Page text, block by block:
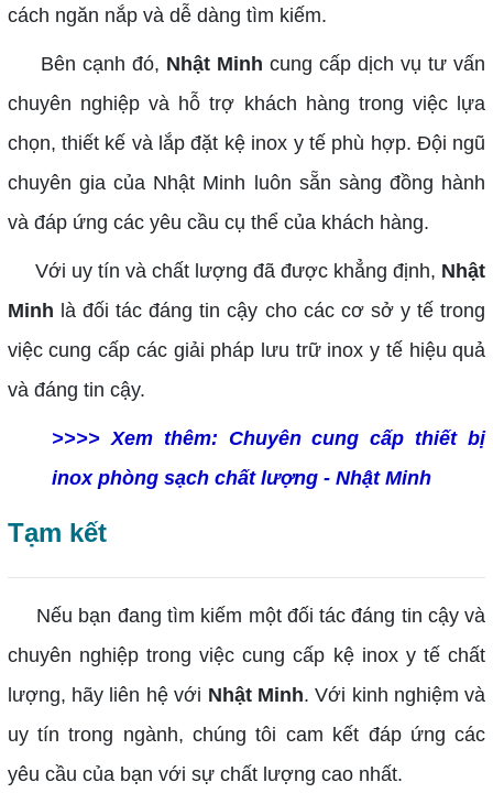
cách ngăn nắp và dễ dàng tìm kiếm.
Bên cạnh đó, Nhật Minh cung cấp dịch vụ tư vấn
chuyên nghiệp và hỗ trợ khách hàng trong việc lựa
chọn, thiết kế và lắp đặt kệ inox y tế phù hợp. Đội ngũ
chuyên gia của Nhật Minh luôn sẵn sàng đồng hành
và đáp ứng các yêu cầu cụ thể của khách hàng.
Với uy tín và chất lượng đã được khẳng định, Nhật
Minh là đối tác đáng tin cậy cho các cơ sở y tế trong
việc cung cấp các giải pháp lưu trữ inox y tế hiệu quả
và đáng tin cậy.
>>>> Xem thêm: Chuyên cung cấp thiết bị
inox phòng sạch chất lượng - Nhật Minh
Tạm kết
Nếu bạn đang tìm kiếm một đối tác đáng tin cậy và
chuyên nghiệp trong việc cung cấp kệ inox y tế chất
lượng, hãy liên hệ với Nhật Minh. Với kinh nghiệm và
uy tín trong ngành, chúng tôi cam kết đáp ứng các
yêu cầu của bạn với sự chất lượng cao nhất.